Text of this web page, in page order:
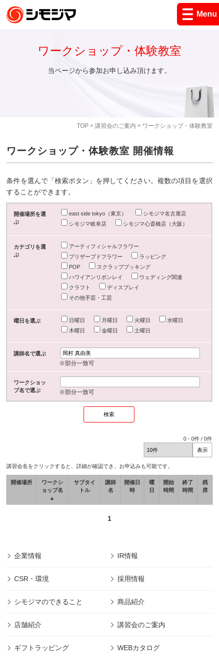
Menu
TOP> 講習会のご案内 > ワークショップ・体験教室
ワークショップ・体験教室
当ページから参加お申し込み頂けます。
ワークショップ・体験教室 開催情報
条件を選んで「検索ボタン」を押してください。複数の項目を選択
することができます。
開催場所を選
ぶ
east side tokyo（東京）
シモジマ名古屋店
シモジマ岐阜店
シモジマ心斎橋店（大阪）
カテゴリを選
ぶ
アーティフィシャルフラワー
プリザーブドフラワー
ラッピング
POP
スクラップブッキング
ハワイアンリボンレイ
ウェディング関連
クラフト
ディスプレイ
その他手芸・工芸
曜日を選ぶ 日曜日 月曜日 火曜日
水曜日
木曜日
金曜日 土曜日
講師名で選ぶ
※部分一致可
ワークショッ
プ名で選ぶ
※部分一致可
0 -0件 /0件
講習会名をクリックすると、詳細が確認でき、お申込みも可能です。
開催場所
ワークシ
ョップ名
▲
サブタイ
トル
講師
名
開催日
時
曜
日
開始
時間
終了
時間
残
席
1
企業情報 IR情報
CSR・環境 採用情報
シモジマのできること 商品紹介
店舗紹介 講習会のご案内
ギフトラッピング WEBカタログ